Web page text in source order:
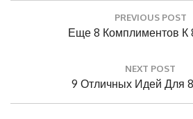
PREVIOUS POST
Previous
Еще 8 Комплиментов К
NEXT POST
Next
9 Отличных Идей Для